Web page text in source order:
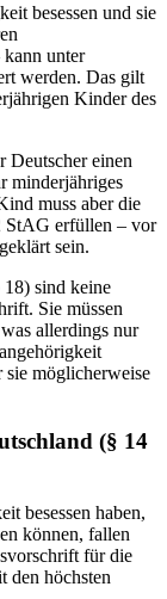
besessen und sie
unter
werden. Das gilt
Kinder des
Deutscher einen
minderjähriges
muss aber die
StAG erfüllen – vor
sein.
sind keine
Sie müssen
allerdings nur
sie möglicherweise
(§ 14
besessen haben,
können, fallen
für die
den höchsten